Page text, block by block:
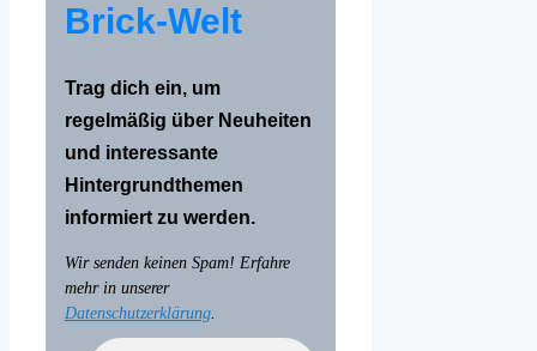
Brick-Welt
Trag dich ein, um
regelmäßig über Neuheiten
und interessante
Hintergrundthemen
informiert zu werden.
Wir senden keinen Spam! Erfahre
mehr in unserer
Datenschutzerklärung.